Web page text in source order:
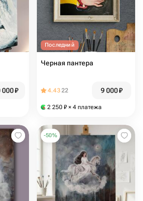
000₽
Последний
Черная пантера
4.4322 9 000₽
2 250 ₽ × 4 платежа
-50%